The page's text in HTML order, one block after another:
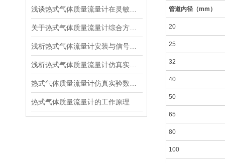
热式气体质量流量计的工作原理
管道内径（mm）
20
25
32
40
50
65
80
100